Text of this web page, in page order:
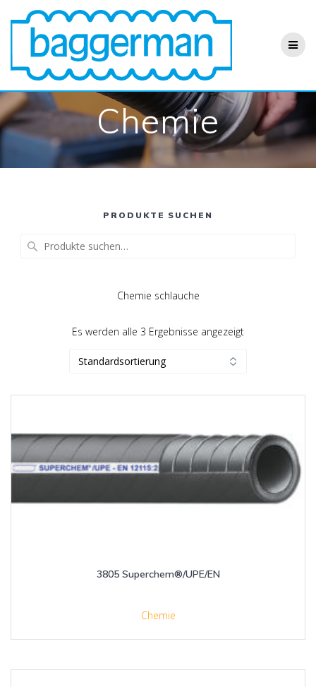
Zum
Inhalt
springen
Chemie
PRODUKTE SUCHEN
Chemie schlauche
Es werden alle 3 Ergebnisse angezeigt
3805 Superchem®/UPE/EN
Chemie